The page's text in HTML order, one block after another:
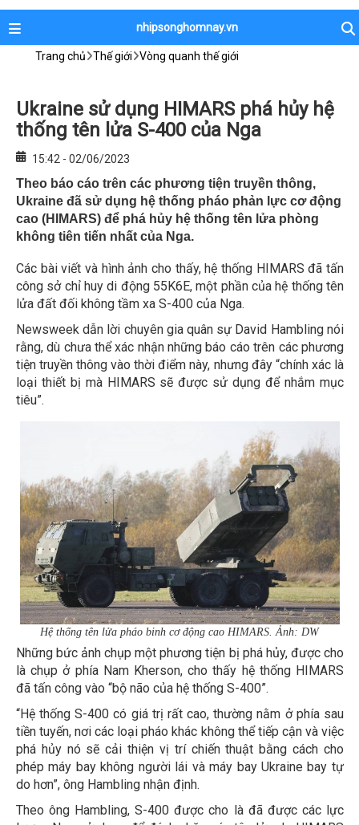
nhipsonghomnay.vn
Trang chủ Thế giới Vòng quanh thế giới
Ukraine sử dụng HIMARS phá hủy hệ
thống tên lửa S-400 của Nga
15:42 - 02/06/2023
Theo báo cáo trên các phương tiện truyền thông,
Ukraine đã sử dụng hệ thống pháo phản lực cơ động
cao (HIMARS) để phá hủy hệ thống tên lửa phòng
không tiên tiến nhất của Nga.
Các bài viết và hình ảnh cho thấy, hệ thống HIMARS đã tấn
công sở chỉ huy di động 55K6E, một phần của hệ thống tên
lửa đất đối không tầm xa S-400 của Nga.
Newsweek dẫn lời chuyên gia quân sự David Hambling nói
rằng, dù chưa thể xác nhận những báo cáo trên các phương
tiện truyền thông vào thời điểm này, nhưng đây “chính xác là
loại thiết bị mà HIMARS sẽ được sử dụng để nhắm mục
tiêu”.
Hệ thống tên lửa pháo binh cơ động cao HIMARS. Ảnh: DW
Những bức ảnh chụp một phương tiện bị phá hủy, được cho
là chụp ở phía Nam Kherson, cho thấy hệ thống HIMARS
đã tấn công vào “bộ não của hệ thống S-400”.
“Hệ thống S-400 có giá trị rất cao, thường nằm ở phía sau
tiền tuyến, nơi các loại pháo khác không thể tiếp cận và việc
phá hủy nó sẽ cải thiện vị trí chiến thuật bằng cách cho
phép máy bay không người lái và máy bay Ukraine bay tự
do hơn”, ông Hambling nhận định.
Theo ông Hambling, S-400 được cho là đã được các lực